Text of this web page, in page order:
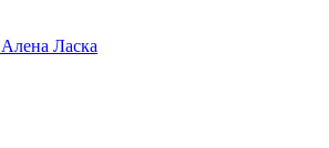
Алена Ласка